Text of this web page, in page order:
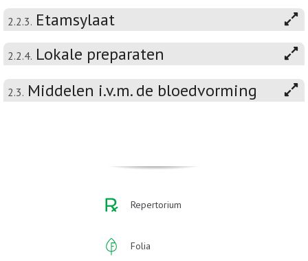
2.2.3. Etamsylaat
2.2.4. Lokale preparaten
2.3. Middelen i.v.m. de bloedvorming
Repertorium
Folia